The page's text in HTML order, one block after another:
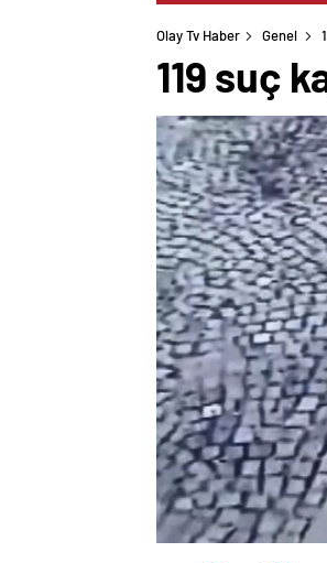
Olay Tv Haber Genel
119 suç